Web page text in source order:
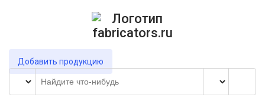
Добавить продукцию